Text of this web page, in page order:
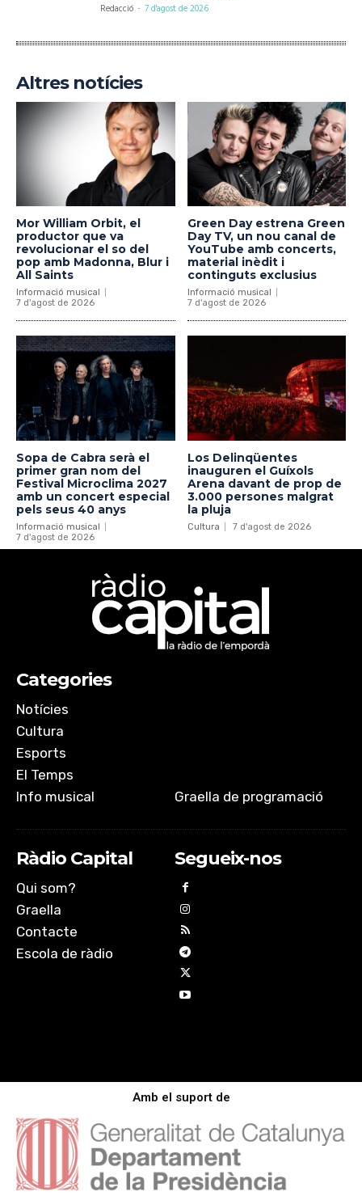
Redacció - 7 d'agost de 2026
Altres notícies
Mor William Orbit, el
productor que va
revolucionar el so del
pop amb Madonna, Blur i
All Saints
Informació musical
7 d'agost de 2026
Green Day estrena Green
Day TV, un nou canal de
YouTube amb concerts,
material inèdit i
continguts exclusius
Informació musical
7 d'agost de 2026
Sopa de Cabra serà el
primer gran nom del
Festival Microclima 2027
amb un concert especial
pels seus 40 anys
Informació musical
7 d'agost de 2026
Los Delinqüentes
inauguren el Guíxols
Arena davant de prop de
3.000 persones malgrat
la pluja
Cultura 7 d'agost de 2026
Categories
Notícies
Cultura
Esports
El Temps
Info musical
Graella de programació
Ràdio Capital
Qui som?
Graella
Contacte
Escola de ràdio
Segueix-nos
Amb el suport de